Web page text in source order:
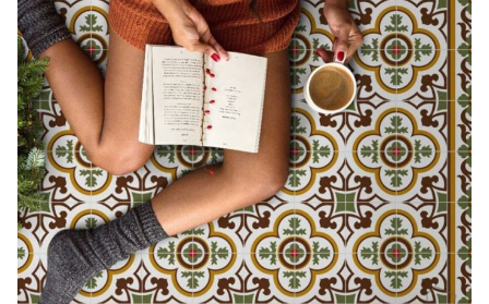
88,00€
hasta
391,00€